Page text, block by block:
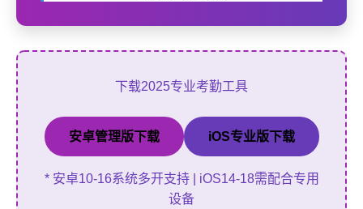
下载2025专业考勤工具
安卓管理版下载 iOS专业版下载
* 安卓10-16系统多开支持 | iOS14-18需配合专用
设备